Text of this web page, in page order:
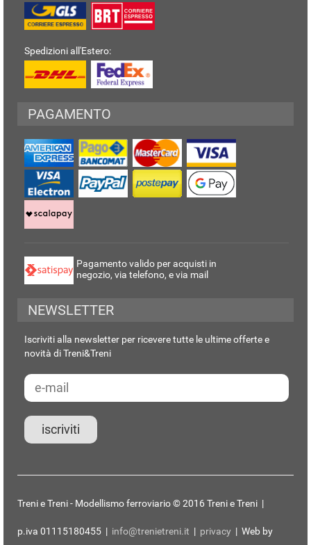
Spedizioni all'Estero:
PAGAMENTO
Pagamento valido per acquisti in
negozio, via telefono, e via mail
NEWSLETTER
Iscriviti alla newsletter per ricevere tutte le ultime offerte e
novità di Treni&Treni
Treni e Treni - Modellismo ferroviario © 2016 Treni e Treni |
p.iva 01115180455 | info@trenietreni.it | privacy | Web by